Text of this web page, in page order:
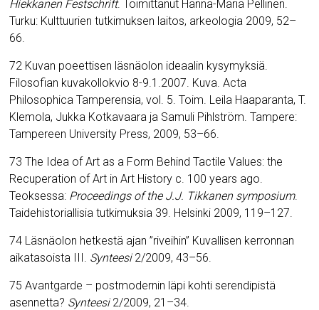
Hiekkanen Festschrift. Toimittanut Hanna-Maria Pellinen.
Turku: Kulttuurien tutkimuksen laitos, arkeologia 2009, 52–
66.
72 Kuvan poeettisen läsnäolon ideaalin kysymyksiä.
Filosofian kuvakollokvio 8-9.1.2007. Kuva. Acta
Philosophica Tamperensia, vol. 5. Toim. Leila Haaparanta, T.
Klemola, Jukka Kotkavaara ja Samuli Pihlström.Tampere:
Tampereen University Press, 2009, 53–66.
73 The Idea of Art as a Form Behind Tactile Values: the
Recuperation of Art in Art History c. 100 years ago.
Teoksessa: Proceedings of the J.J. Tikkanen symposium.
Taidehistoriallisia tutkimuksia 39. Helsinki 2009, 119–127.
74 Läsnäolon hetkestä ajan ”riveihin” Kuvallisen kerronnan
aikatasoista III. Synteesi2/2009, 43–56.
75 Avantgarde – postmodernin läpi kohti serendipistä
asennetta? Synteesi2/2009, 21–34.